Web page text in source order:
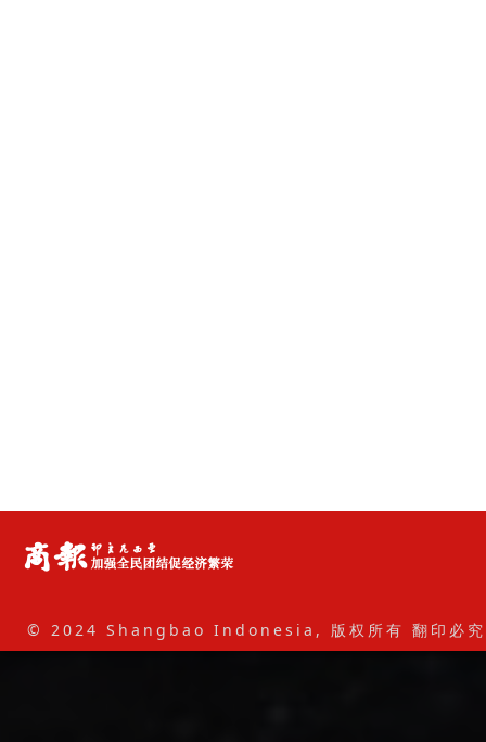
© 2024 Shangbao Indonesia, 版权所有 翻印必